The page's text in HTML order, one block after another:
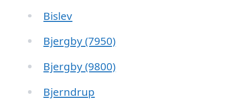
Bislev
Bjergby (7950)
Bjergby (9800)
Bjerndrup